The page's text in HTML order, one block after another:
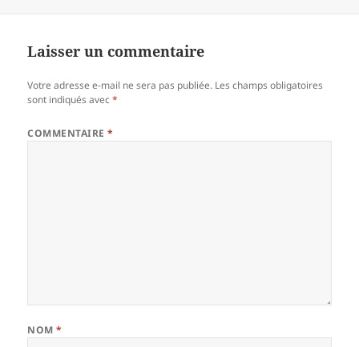
Laisser un commentaire
Votre adresse e-mail ne sera pas publiée. Les champs obligatoires
sont indiqués avec*
COMMENTAIRE*
NOM*